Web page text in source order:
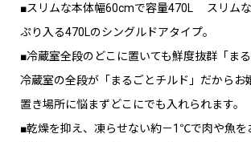
■スリムな本体幅60cmで容量470L スリム
ぷり入る470Lのシングルドアタイプ。
■冷蔵室全段のどこに置いても鮮度抜群「ま
冷蔵室の全段が「まるごとチルド」だからお
置き場所に悩まずどこにでも入れられます。
■乾燥を抑え、凍らせない約－1℃で肉や魚を